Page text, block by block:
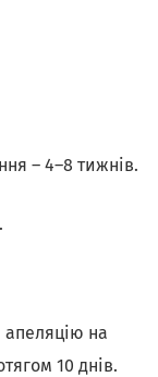
– 4–8 тижнів.
на
10 днів.